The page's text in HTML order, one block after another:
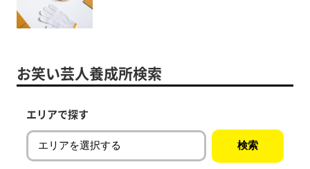
お笑い芸人養成所検索
エリアで探す